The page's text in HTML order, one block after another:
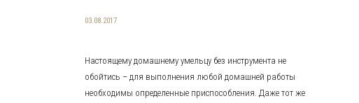
03.08.2017
Настоящему домашнему умельцу без инструмента не
обойтись – для выполнения любой домашней работы
необходимы определенные приспособления. Даже тот же